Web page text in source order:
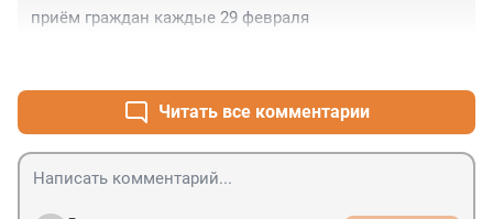
Да он же надорвётся, бедняга! Нельзя так издеваться!
приём граждан каждые 29 февраля
Читать все комментарии